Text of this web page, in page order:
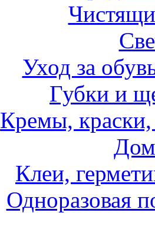
Уход за
Губки и
Кремы, краски,
Клеи,
Одноразовая